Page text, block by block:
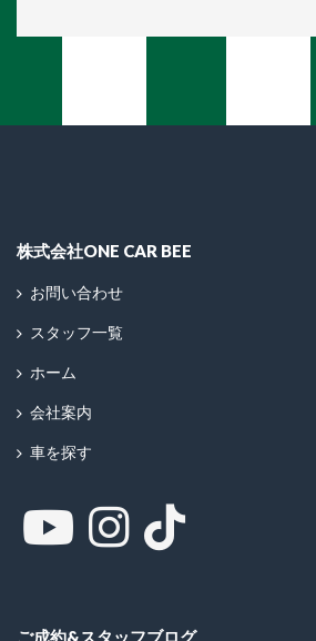
株式会社ONE CAR BEE
お問い合わせ
スタッフ一覧
ホーム
会社案内
車を探す
ご成約&スタッフブログ